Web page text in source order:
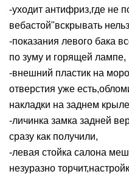
-уходит антифриз,где не
вебастой"вскрывать
-показания левого бака
по зуму и горящей лампе,
-внешний пластик на
отверстия уже
накладки на заднем
-личинка замка задней
сразу как получили,
-левая стойка салона
незуразно